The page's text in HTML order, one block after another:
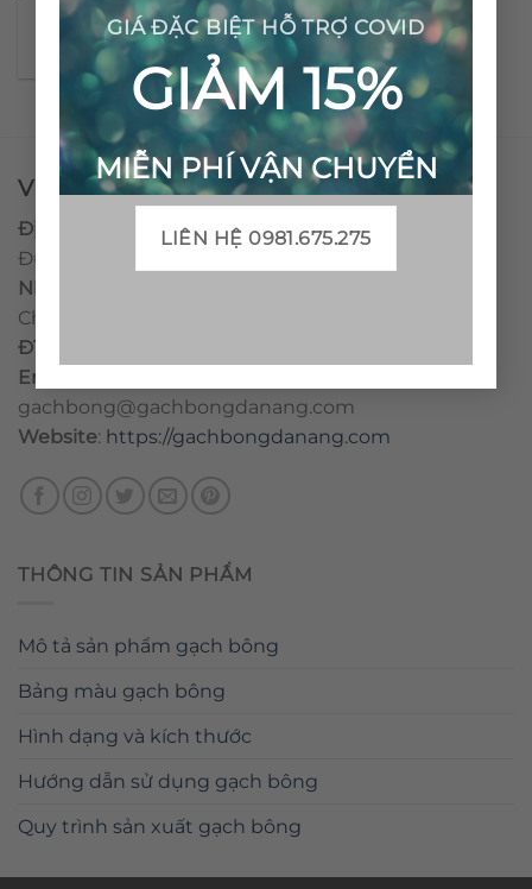
GIÁ ĐẶC BIỆT HỖ TRỢ COVID
GIẢM 15%
MIỄN PHÍ VẬN CHUYỂN
LIÊN HỆ 0981.675.275
Gạch bông cổ điển CTS
25.1
VPĐD - CTY TNHH GẠCH BÔNG VIỆT NAM
Địa chỉ:
CCN Quán Lát, Xã Đức Chánh, Huyện Mộ
Đức, Tỉnh Quảng Ngãi
Nhà máy miền trung:
Chánh, Huyện Mộ Đức, Tỉnh Quảng Ngãi, Việt Nam
ĐT
Email
gachbong@gachbongdanang.com
Website: https://gachbongdanang.com
THÔNG TIN SẢN PHẨM
Mô tả sản phẩm gạch bông
Bảng màu gạch bông
Hình dạng và kích thước
Hướng dẫn sử dụng gạch bông
Quy trình sản xuất gạch bông